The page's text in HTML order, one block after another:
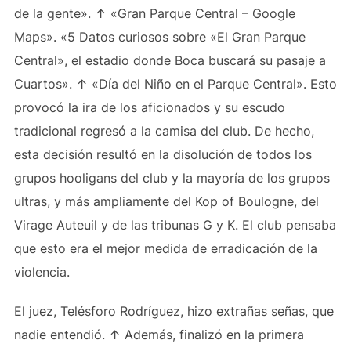
de la gente». ↑ «Gran Parque Central – Google
Maps». «5 Datos curiosos sobre «El Gran Parque
Central», el estadio donde Boca buscará su pasaje a
Cuartos». ↑ «Día del Niño en el Parque Central». Esto
provocó la ira de los aficionados y su escudo
tradicional regresó a la camisa del club. De hecho,
esta decisión resultó en la disolución de todos los
grupos hooligans del club y la mayoría de los grupos
ultras, y más ampliamente del Kop of Boulogne, del
Virage Auteuil y de las tribunas G y K. El club pensaba
que esto era el mejor medida de erradicación de la
violencia.
El juez, Telésforo Rodríguez, hizo extrañas señas, que
nadie entendió. ↑ Además, finalizó en la primera